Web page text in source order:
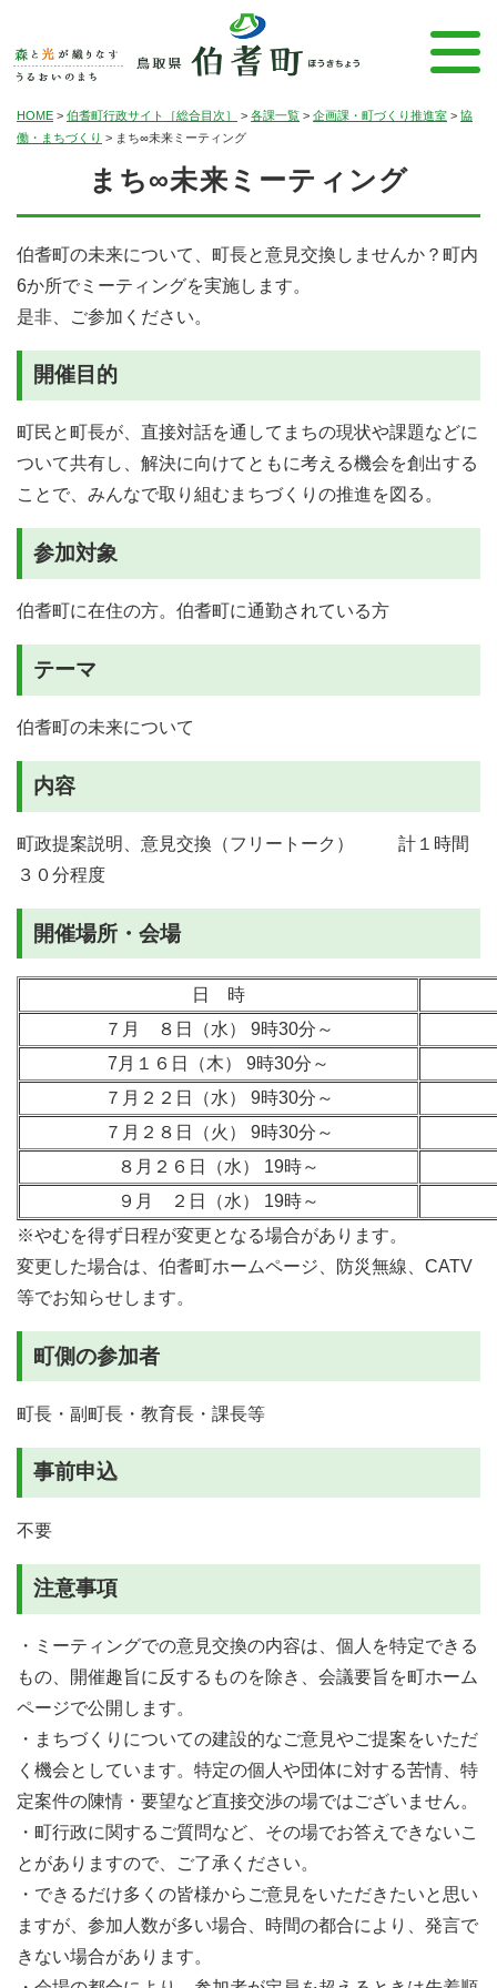
HOME > 伯耆町行政サイト［総合目次］ > 各課一覧 > 企画課・町づくり推進室 > 協
働・まちづくり > まち∞未来ミーティング
まち∞未来ミーティング
伯耆町の未来について、町長と意見交換しませんか？町内
6か所でミーティングを実施します。
是非、ご参加ください。
開催目的
町民と町長が、直接対話を通してまちの現状や課題などに
ついて共有し、解決に向けてともに考える機会を創出する
ことで、みんなで取り組むまちづくりの推進を図る。
参加対象
伯耆町に在住の方。伯耆町に通勤されている方
テーマ
伯耆町の未来について
内容
町政提案説明、意見交換（フリートーク） 計１時間
３０分程度
開催場所・会場
日 時
７月 ８日（水） 9時30分～
7月１６日（木） 9時30分～
７月２２日（水） 9時30分～
７月２８日（火） 9時30分～
８月２６日（水） 19時～
９月 ２日（水） 19時～
※やむを得ず日程が変更となる場合があります。
変更した場合は、伯耆町ホームページ、防災無線、CATV
等でお知らせします。
町側の参加者
町長・副町長・教育長・課長等
事前申込
不要
注意事項
・ミーティングでの意見交換の内容は、個人を特定できる
もの、開催趣旨に反するものを除き、会議要旨を町ホーム
ページで公開します。
・まちづくりについての建設的なご意見やご提案をいただ
く機会としています。特定の個人や団体に対する苦情、特
定案件の陳情・要望など直接交渉の場ではございません。
・町行政に関するご質問など、その場でお答えできないこ
とがありますので、ご了承ください。
・できるだけ多くの皆様からご意見をいただきたいと思い
ますが、参加人数が多い場合、時間の都合により、発言で
きない場合があります。